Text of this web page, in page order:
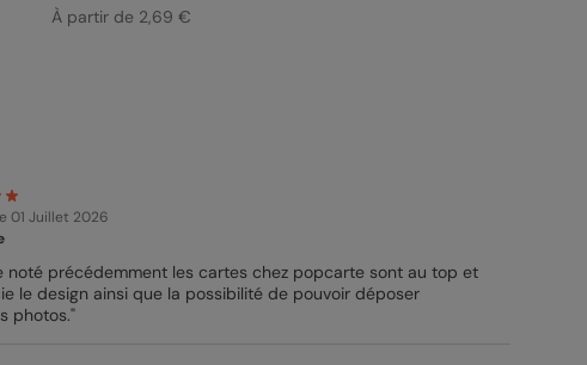
À partir de 2,69 €
01 Juillet 2026
noté précédemment les cartes chez popcarte sont au top et
le design ainsi que la possibilité de pouvoir déposer
photos."